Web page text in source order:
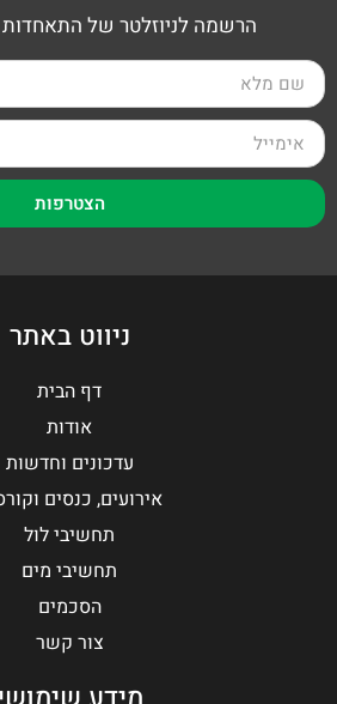
הרשמה לניוזלטר של
הצטרפות
ניווט באתר
דף הבית
אודות
עדכונים וחדשות
אירועים, כנסים
תחשיבי לול
תחשיבי מים
הסכמים
צור קשר